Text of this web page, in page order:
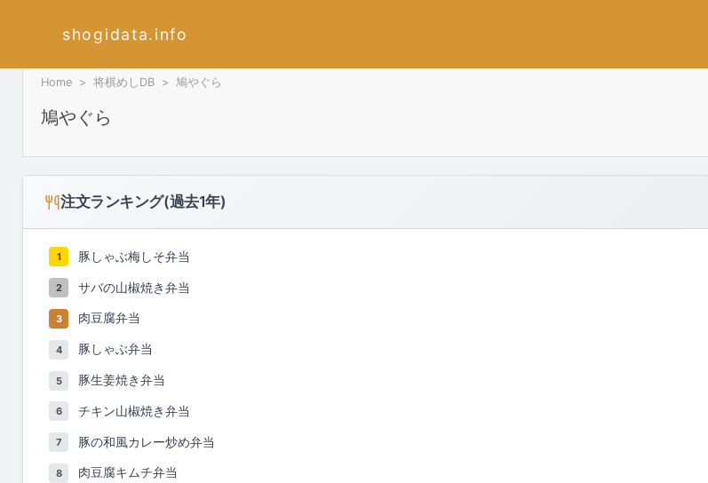
shogidata.info
Home 将棋めしDB 鳩やぐら
鳩やぐら
注文ランキング(過去1年)
1 豚しゃぶ梅しそ弁当
2 サバの山椒焼き弁当
3 肉豆腐弁当
4 豚しゃぶ弁当
5 豚生姜焼き弁当
6 チキン山椒焼き弁当
7 豚の和風カレー炒め弁当
8 肉豆腐キムチ弁当